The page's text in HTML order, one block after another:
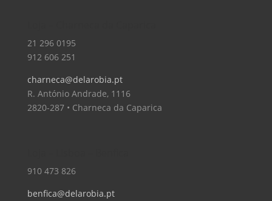
21 296 0195
912 606 251
charneca@delarobia.pt
R. António Andrade, 1116
2820-287 • Charneca da Caparica
910 473 826
benfica@delarobia.pt